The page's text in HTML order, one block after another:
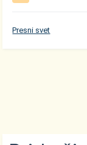
Presni svet